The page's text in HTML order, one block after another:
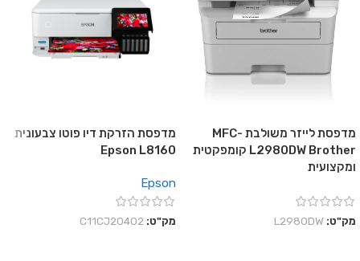
מדפסת לייזר משולבת MFC-
L2980DW Brother קומפקטית
ומקצועית
מק"ט: L2980DW
מדפסת הזרקת דיו פוטו צבעונית
Epson L8160
Epson
מק"ט: C11CJ20402